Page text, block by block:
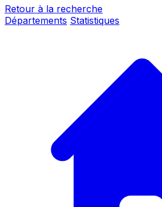
Retour à la recherche
Départements Statistiques